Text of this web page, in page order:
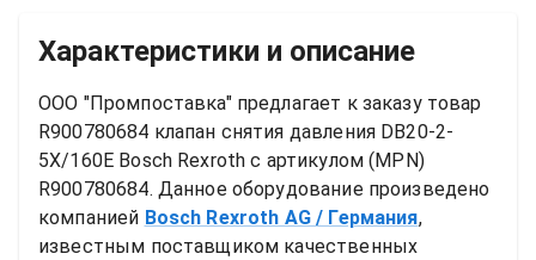
Характеристики и описание
ООО "Промпоставка" предлагает к заказу товар
R900780684 клапан снятия давления DB20-2-
5X/160E Bosch Rexroth
с артикулом (MPN)
R900780684. Данное оборудование произведено
компанией Bosch Rexroth AG / Германия,
известным поставщиком качественных